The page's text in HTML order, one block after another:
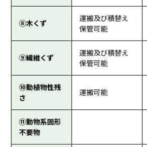
⑧木くず
運搬及び積替え
保管可能
⑨繊維くず
運搬及び積替え
保管可能
⑩動植物性残
さ
運搬可能
⑪動物系固形
不要物